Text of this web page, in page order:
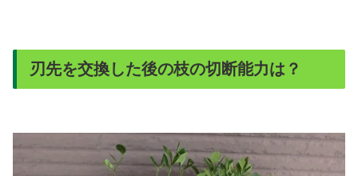
刃先を交換した後の枝の切断能力は？